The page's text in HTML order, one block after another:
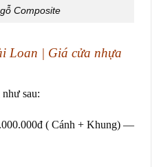
Composite
Loan | Giá cửa nhựa
sau:
( Cánh + Khung) —